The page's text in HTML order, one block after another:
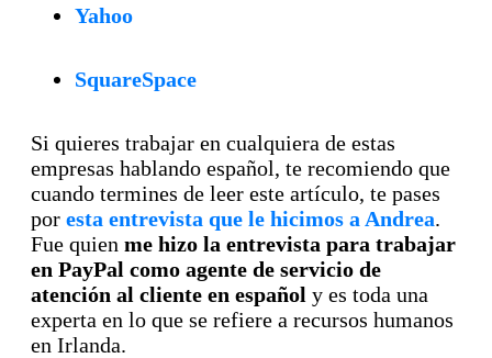
Yahoo
SquareSpace
Si quieres trabajar en cualquiera de estas
empresas hablando español, te recomiendo que
cuando termines de leer este artículo, te pases
por esta entrevista que le hicimos a Andrea.
Fue quien me hizo la entrevista para trabajar
en PayPal como agente de servicio de
atención al cliente en español y es toda una
experta en lo que se refiere a recursos humanos
en Irlanda.